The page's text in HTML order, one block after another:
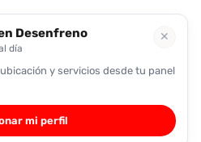
Desenfreno
día
✕
y servicios desde tu panel
mi perfil